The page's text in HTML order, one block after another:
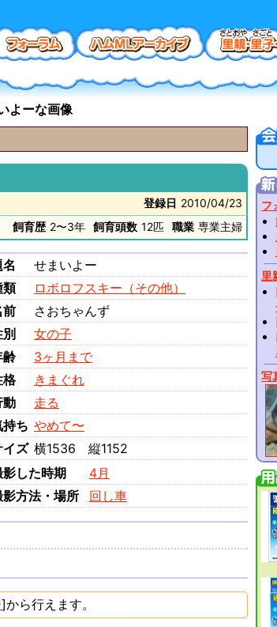
よーな画像
登録日 2010/04/23
飼育歴 2〜3年 飼育頭数 12匹 職業 専業主婦
名
せまいよー
類
ロボロフスキー（その他）
前
さおちゃんず
女の子
齢
3ヶ月まで
格
きまぐれ
動
走る
持ち やめて〜
イズ 横1536 縦1152
影した時期
4月
影方法・場所
回し車
]から行えます。
フ
里
写